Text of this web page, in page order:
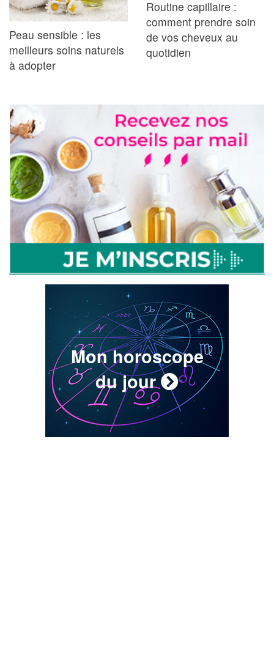
Peau sensible : les
meilleurs soins naturels
à adopter
Routine capillaire :
comment prendre soin
de vos cheveux au
quotidien
Mon horoscope
du jour